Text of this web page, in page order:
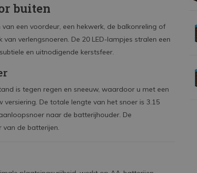
buiten
een voordeur, een hekwerk, de balkonreling of
verlengsnoeren. De 20 LED-lampjes stralen een
en uitnodigende kerstsfeer.
is tegen regen en sneeuw, waardoor u met een
De totale lengte van het snoer is 3.15
naar de batterijhouder. De
van de batterijen.